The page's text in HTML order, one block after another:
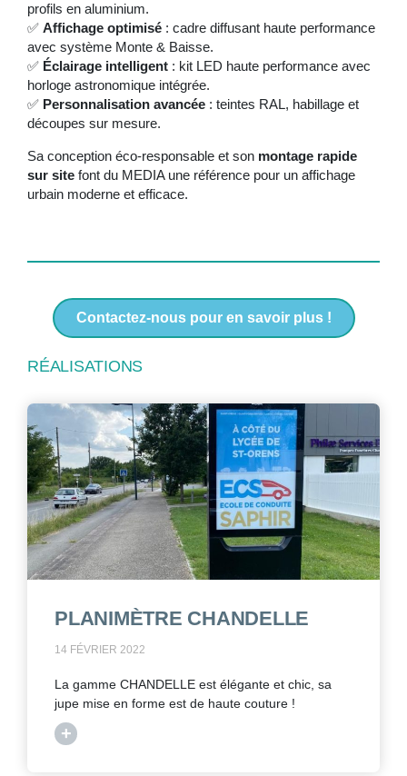
profils en aluminium.
✅ Affichage optimisé : cadre diffusant haute performance
avec système Monte & Baisse.
✅ Éclairage intelligent : kit LED haute performance avec
horloge astronomique intégrée.
✅ Personnalisation avancée : teintes RAL, habillage et
découpes sur mesure.
Sa conception éco-responsable et son montage rapide
sur site font du MEDIA une référence pour un affichage
urbain moderne et efficace.
Contactez-nous pour en savoir plus !
RÉALISATIONS
PLANIMÈTRE CHANDELLE
14 FÉVRIER 2022
La gamme CHANDELLE est élégante et chic, sa
jupe mise en forme est de haute couture !
+